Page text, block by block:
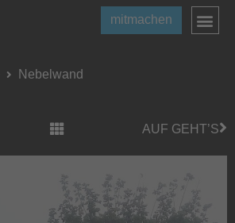
mitmachen
Nebelwand
AUF GEHT’S